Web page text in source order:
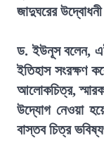
জাদুঘরের
ড. ইউনূস বলেন,
ইতিহাস সংরক্ষণ
আলোকচিত্র,
উদ্যোগ নেওয়া
বাস্তব চিত্র